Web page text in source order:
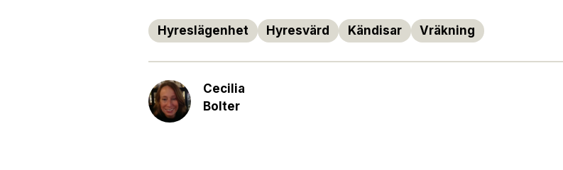
Hyreslägenhet Hyresvärd Kändisar Vräkning
Cecilia
Bolter